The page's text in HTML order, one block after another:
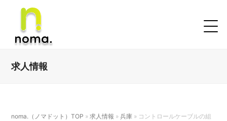
求人情報
noma.（ノマドット）TOP »求人情報 »兵庫 » コントロールケーブルの組